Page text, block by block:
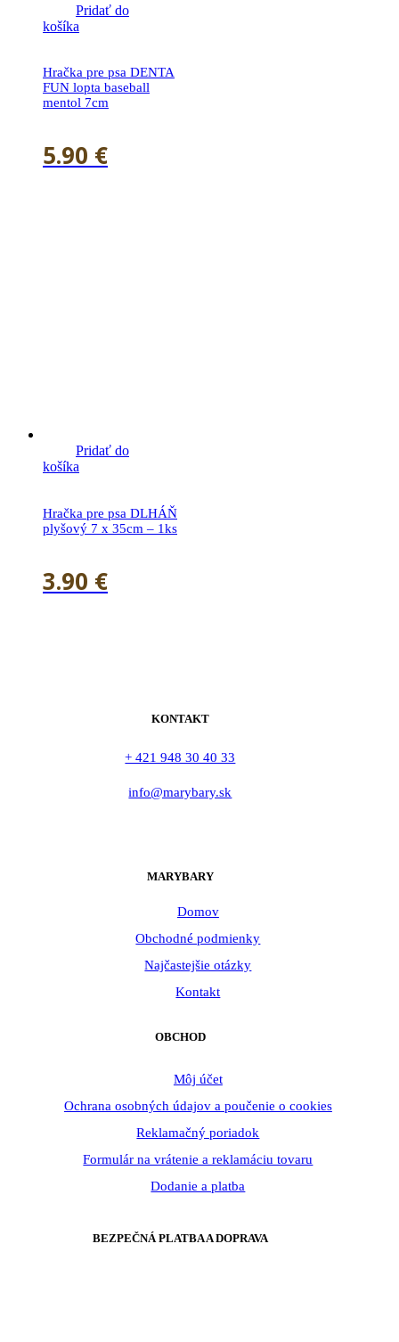
Pridať do
košíka
Hračka pre psa DENTA
FUN lopta baseball
mentol 7cm
5.90 €
Pridať do
košíka
Hračka pre psa DLHÁŇ
plyšový 7 x 35cm – 1ks
3.90 €
KONTAKT
+ 421 948 30 40 33
info@marybary.sk
MARYBARY
Domov
Obchodné podmienky
Najčastejšie otázky
Kontakt
OBCHOD
Môj účet
Ochrana osobných údajov a poučenie o cookies
Reklamačný poriadok
Formulár na vrátenie a reklamáciu tovaru
Dodanie a platba
BEZPEČNÁ PLATBA A DOPRAVA